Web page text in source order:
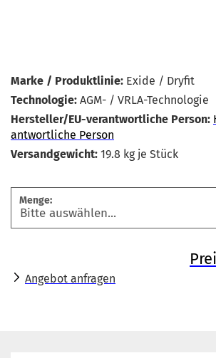
Marke / Produktlinie: Exide / Dryfit
Technologie: AGM- / VRLA-Technologie
Hersteller/EU-verantwortliche Person:
antwortliche Person
Versandgewicht: 19.8 kg je Stück
Menge:
Angebot anfragen